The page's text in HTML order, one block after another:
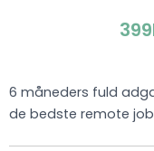
6 måneders fuld
de bedste remote job